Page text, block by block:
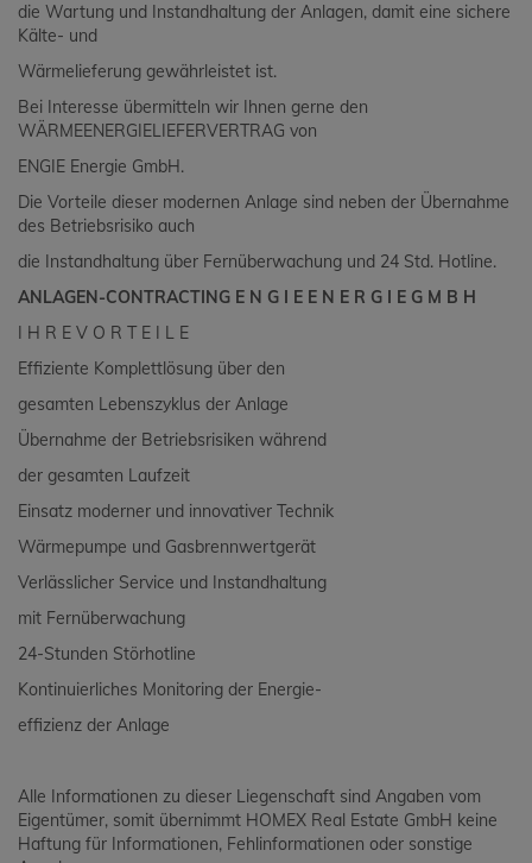
die Wartung und Instandhaltung der Anlagen, damit eine sichere
Kälte- und
Wärmelieferung gewährleistet ist.
Bei Interesse übermitteln wir Ihnen gerne den
WÄRMEENERGIELIEFERVERTRAG von
ENGIE Energie GmbH.
Die Vorteile dieser modernen Anlage sind neben der Übernahme
des Betriebsrisiko auch
die Instandhaltung über Fernüberwachung und 24 Std. Hotline.
ANLAGEN-CONTRACTING E N G I E E N E R G I E G M B H
I H R E V O R T E I L E
Effiziente Komplettlösung über den
gesamten Lebenszyklus der Anlage
Übernahme der Betriebsrisiken während
der gesamten Laufzeit
Einsatz moderner und innovativer Technik
Wärmepumpe und Gasbrennwertgerät
Verlässlicher Service und Instandhaltung
mit Fernüberwachung
24-Stunden Störhotline
Kontinuierliches Monitoring der Energie-
effizienz der Anlage
Alle Informationen zu dieser Liegenschaft sind Angaben vom
Eigentümer, somit übernimmt HOMEX Real Estate GmbH keine
Haftung für Informationen, Fehlinformationen oder sonstige